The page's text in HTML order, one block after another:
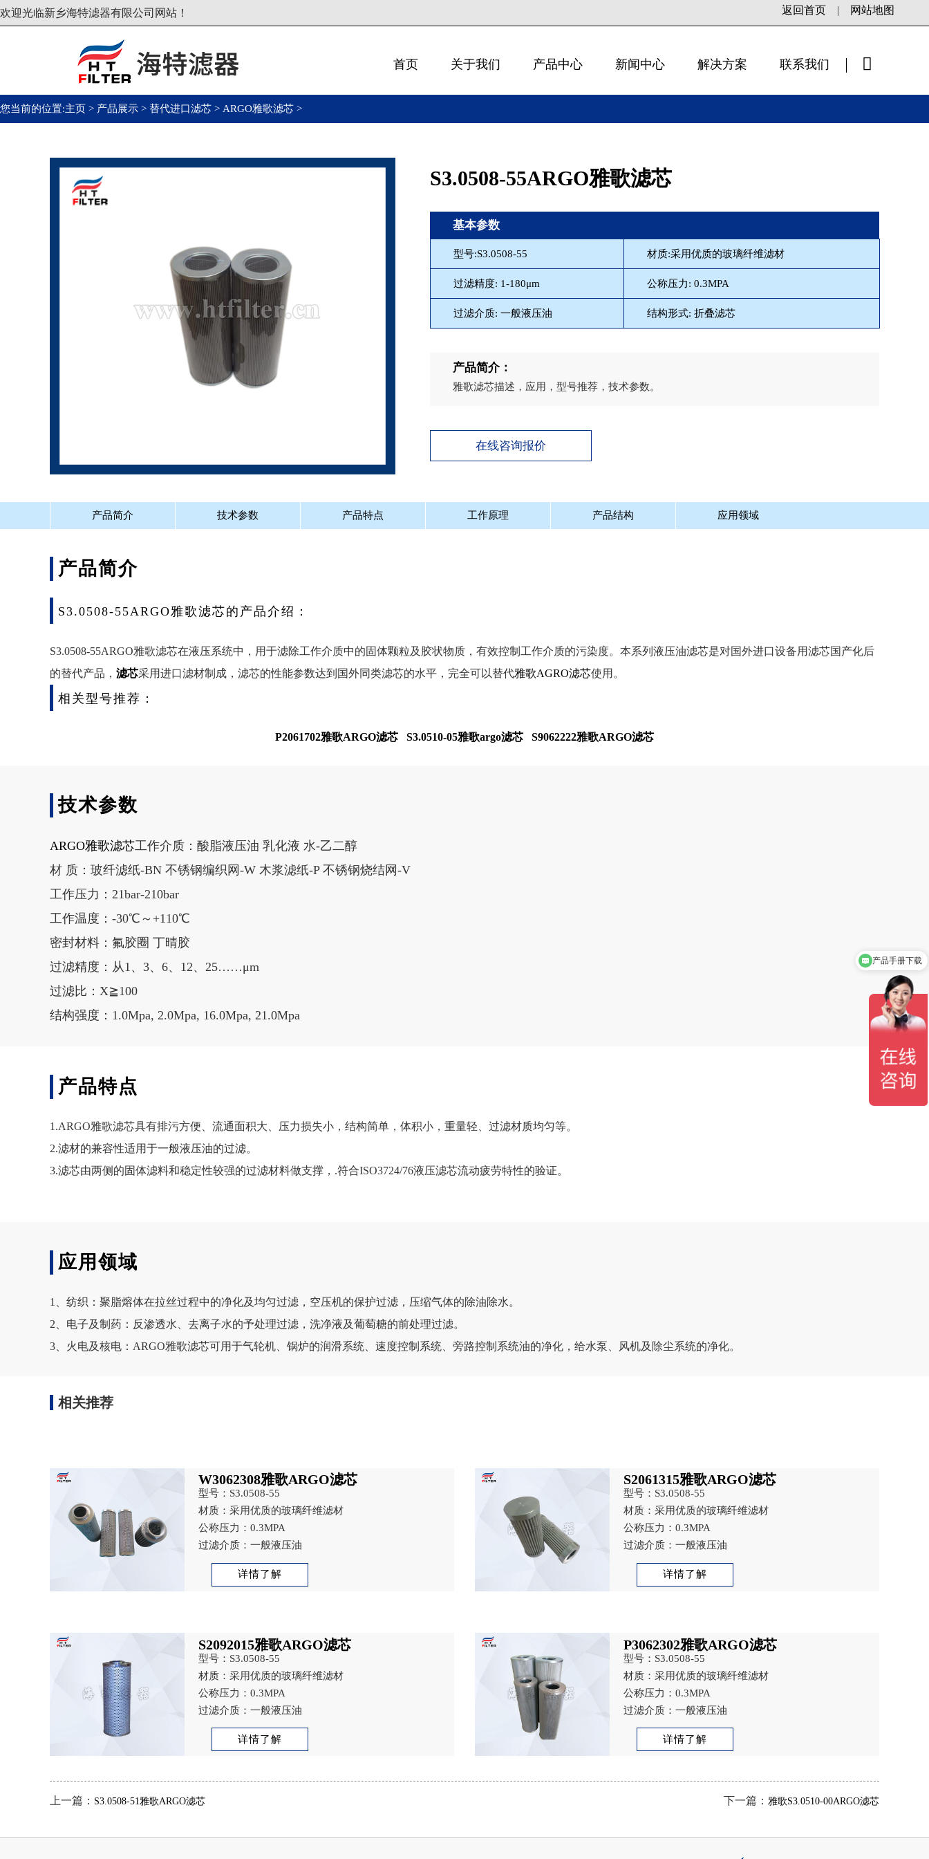
欢迎光临新乡海特滤器有限公司网站！ 返回首页 | 网站地图
首页 关于我们 产品中心 新闻中心 解决方案 联系我们
您当前的位置:主页 > 产品展示 > 替代进口滤芯 > ARGO雅歌滤芯 >
S3.0508-55ARGO雅歌滤芯
基本参数
型号:S3.0508-55 材质:采用优质的玻璃纤维滤材
过滤精度: 1-180μm 公称压力: 0.3MPA
过滤介质: 一般液压油 结构形式: 折叠滤芯
产品简介：
雅歌滤芯描述，应用，型号推荐，技术参数。
在线咨询报价
产品简介 技术参数 产品特点 工作原理 产品结构 应用领域
产品简介
S3.0508-55ARGO雅歌滤芯的产品介绍：
S3.0508-55ARGO雅歌滤芯在液压系统中，用于滤除工作介质中的固体颗粒及胶状物质，有效控制工作介质的污染度。本系列液压油滤芯是对国外进口设备用滤芯国产化后
的替代产品， 滤芯采用进口滤材制成，滤芯的性能参数达到国外同类滤芯的水平，完全可以替代雅歌AGRO滤芯使用。
相关型号推荐：
P2061702雅歌ARGO滤芯 S3.0510-05雅歌argo滤芯 S9062222雅歌ARGO滤芯
技术参数
ARGO雅歌滤芯工作介质：酸脂液压油 乳化液 水-乙二醇
材 质：玻纤滤纸-BN 不锈钢编织网-W 木浆滤纸-P 不锈钢烧结网-V
工作压力：21bar-210bar
工作温度：-30℃～+110℃
密封材料：氟胶圈 丁晴胶
过滤精度：从1、3、6、12、25……μm
过滤比：X≧100
结构强度：1.0Mpa, 2.0Mpa, 16.0Mpa, 21.0Mpa
产品特点
1.ARGO雅歌滤芯具有排污方便、流通面积大、压力损失小，结构简单，体积小，重量轻、过滤材质均匀等。
2.滤材的兼容性适用于一般液压油的过滤。
3.滤芯由两侧的固体滤料和稳定性较强的过滤材料做支撑，.符合ISO3724/76液压滤芯流动疲劳特性的验证。
应用领域
1、纺织：聚脂熔体在拉丝过程中的净化及均匀过滤，空压机的保护过滤，压缩气体的除油除水。
2、电子及制药：反渗透水、去离子水的予处理过滤，洗净液及葡萄糖的前处理过滤。
3、火电及核电：ARGO雅歌滤芯可用于气轮机、锅炉的润滑系统、速度控制系统、旁路控制系统油的净化，给水泵、风机及除尘系统的净化。
相关推荐
W3062308雅歌ARGO滤芯
型号：S3.0508-55
材质：采用优质的玻璃纤维滤材
公称压力：0.3MPA
过滤介质：一般液压油
详情了解
S2061315雅歌ARGO滤芯
型号：S3.0508-55
材质：采用优质的玻璃纤维滤材
公称压力：0.3MPA
过滤介质：一般液压油
详情了解
S2092015雅歌ARGO滤芯
型号：S3.0508-55
材质：采用优质的玻璃纤维滤材
公称压力：0.3MPA
过滤介质：一般液压油
详情了解
P3062302雅歌ARGO滤芯
型号：S3.0508-55
材质：采用优质的玻璃纤维滤材
公称压力：0.3MPA
过滤介质：一般液压油
详情了解
上一篇： S3.0508-51雅歌ARGO滤芯 下一篇： 雅歌S3.0510-00ARGO滤芯
产品手册下载